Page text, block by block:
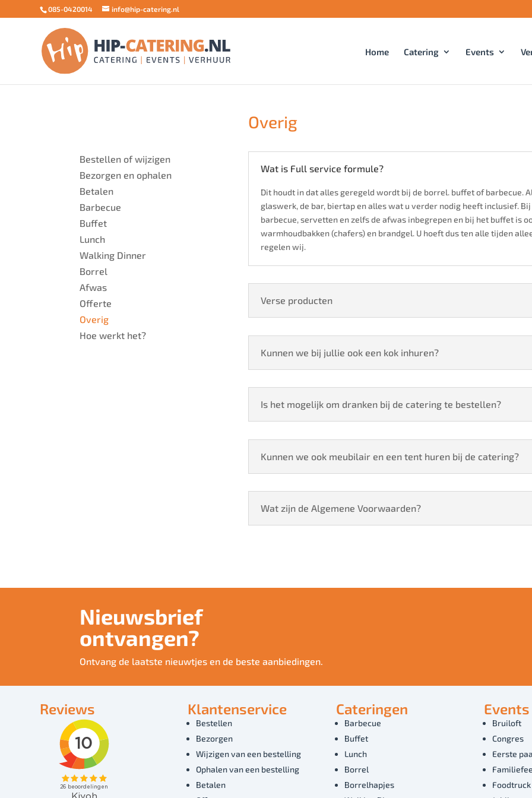
085-0420014 info@hip-catering.nl
Home Catering Events
Overig
Bestellen of wijzigen
Bezorgen en ophalen
Betalen
Barbecue
Buffet
Lunch
Walking Dinner
Borrel
Afwas
Offerte
Overig
Hoe werkt het?
Wat is Full service formule?
Dit houdt in dat alles geregeld wordt bij de borrel. buffet of barbecue.
glaswerk, de bar, biertap en alles wat u verder nodig heeft inclusief.
barbecue, servetten en zelfs de afwas inbegrepen en bij het buffet is
warmhoudbakken (chafers) en brandgel. U hoeft dus ten alle tijden
regelen wij.
Verse producten
Kunnen we bij jullie ook een kok inhuren?
Is het mogelijk om dranken bij de catering te bestellen?
Kunnen we ook meubilair en een tent huren bij de catering?
Wat zijn de Algemene Voorwaarden?
Nieuwsbrief
ontvangen?
Ontvang de laatste nieuwtjes en de beste aanbiedingen.
Reviews Klantenservice
Bestellen
Bezorgen
Wijzigen van een bestelling
Ophalen van een bestelling
Betalen
Cateringen
Barbecue
Buffet
Lunch
Borrel
Borrelhapjes
Events
Bruiloft
Congres
Eerste
Foodtruck